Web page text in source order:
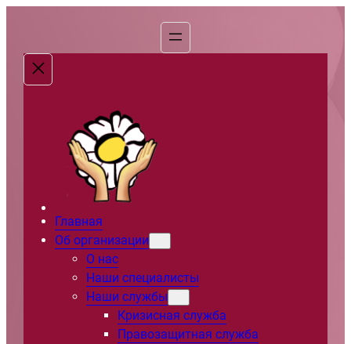
содержимому
Главная
Об организации
О нас
Наши специалисты
Наши службы
Кризисная служба
Правозащитная служба